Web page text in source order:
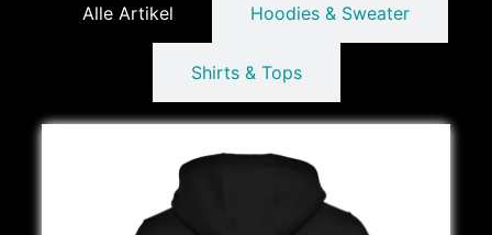
Alle Artikel Hoodies & Sweater
Shirts & Tops